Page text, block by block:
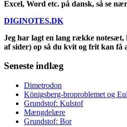
Excel, Word etc. på dansk, så se
DIGINOTES.DK
Jeg har lagt en lang række notesæt,
af sider) op så du kvit og frit kan få
Seneste indlæg
Dimetrodon
Königsberg-broproblemet og
Grundstof: Kulstof
Mængdelære
Grundstof: Bor